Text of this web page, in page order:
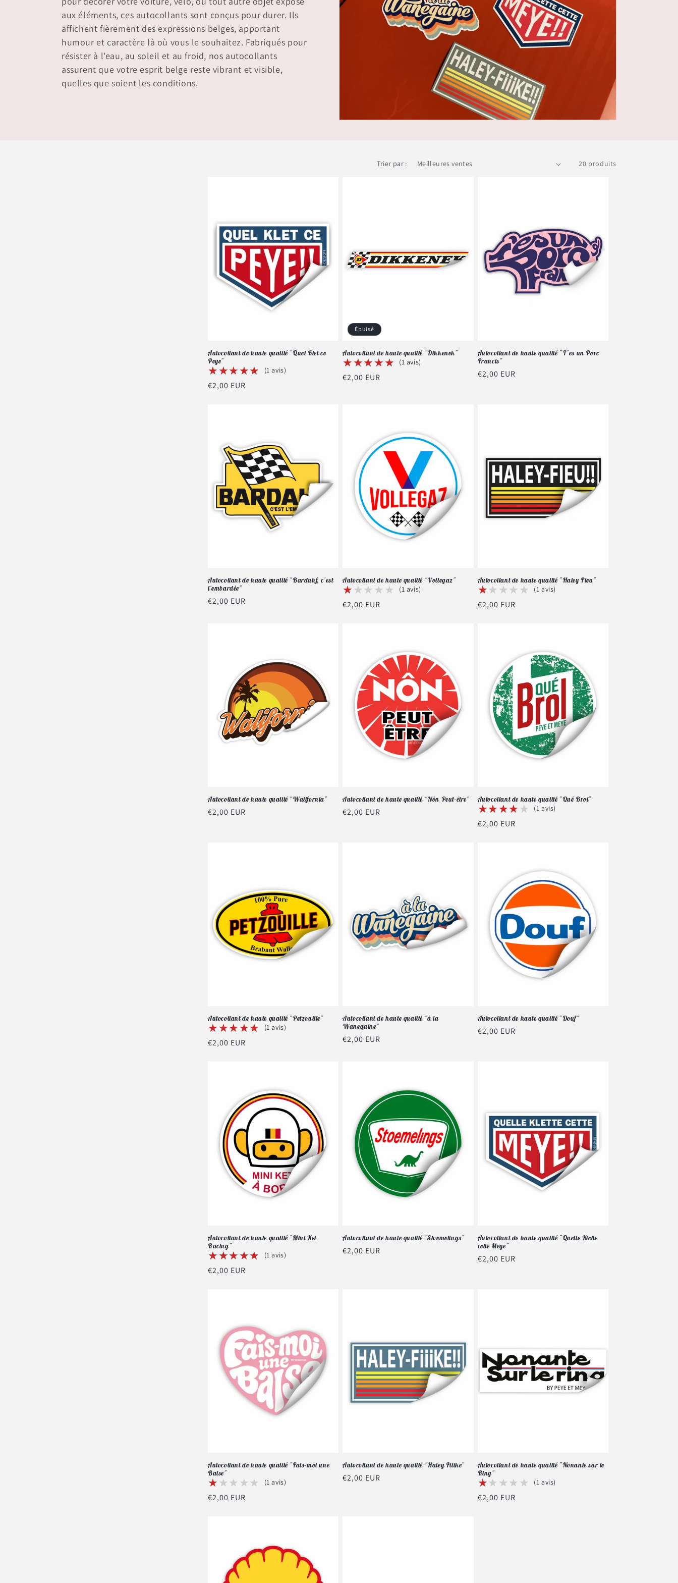
e
c
t
i
aux éléments, ces autocollants sont conçus pour durer. Ils
affichent fièrement des expressions belges, apportant
humour et caractère là où vous le souhaitez. Fabriqués pour
résister à l'eau, au soleil et au froid, nos autocollants
assurent que votre esprit belge reste vibrant et visible,
quelles que soient les conditions.
Trier par : 20 produits
Autocollant de haute qualité "Quel Klet ce
Peye"
★★★★★
★★★★★ (1 avis)
Prix
€2,00 EUR
Épuisé
Autocollant de haute qualité "Dikkenek"
★★★★★
★★★★★ (1 avis)
Prix
€2,00 EUR
Autocollant de haute qualité "T'es un Porc
Francis"
Prix
€2,00 EUR
Autocollant de haute qualité "Bardahf, c'est
l'embardée"
Prix
€2,00 EUR
Autocollant de haute qualité "Vollegaz"
★★★★★
★★★★★ (1 avis)
Prix
€2,00 EUR
Autocollant de haute qualité "Haley Fieu"
★★★★★
★★★★★ (1 avis)
Prix
€2,00 EUR
Autocollant de haute qualité "Walifornia"
Prix
€2,00 EUR
Autocollant de haute qualité "Nôn Peut-être"
Prix
€2,00 EUR
Autocollant de haute qualité "Qué Brol"
★★★★★
★★★★★ (1 avis)
Prix
€2,00 EUR
Autocollant de haute qualité "Petzouille"
★★★★★
★★★★★ (1 avis)
Prix
€2,00 EUR
Autocollant de haute qualité "à la
Wanegaine"
Prix
€2,00 EUR
Autocollant de haute qualité "Douf"
Prix
€2,00 EUR
Autocollant de haute qualité "Mini Ket
Racing"
★★★★★
★★★★★ (1 avis)
Prix
€2,00 EUR
Autocollant de haute qualité "Stoemelings"
Prix
€2,00 EUR
Autocollant de haute qualité "Quelle Klette
cette Meye"
Prix
€2,00 EUR
Autocollant de haute qualité "Fais-moi une
Baise"
★★★★★
★★★★★ (1 avis)
Prix
€2,00 EUR
Autocollant de haute qualité "Haley Fiiike"
Prix
€2,00 EUR
Autocollant de haute qualité "Nonante sur le
Ring"
★★★★★
★★★★★ (1 avis)
Prix
€2,00 EUR